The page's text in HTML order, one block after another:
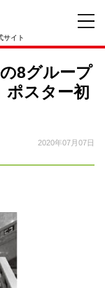
サイト
8グループ
ポスター初
2020年07月07日